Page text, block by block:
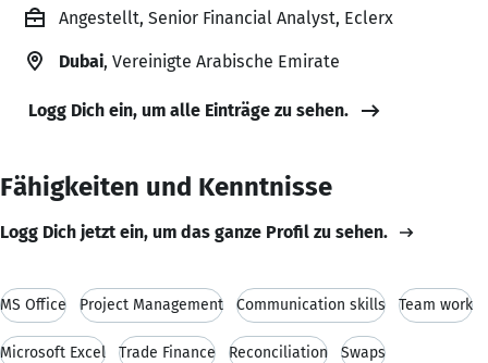
Angestellt, Senior Financial Analyst, Eclerx
Dubai, Vereinigte Arabische Emirate
Logg Dich ein, um alle Einträge zu sehen.
Fähigkeiten und Kenntnisse
Logg Dich jetzt ein, um das ganze Profil zu sehen.
MS Office Project Management Communication skills Team work
Microsoft Excel Trade Finance Reconciliation Swaps